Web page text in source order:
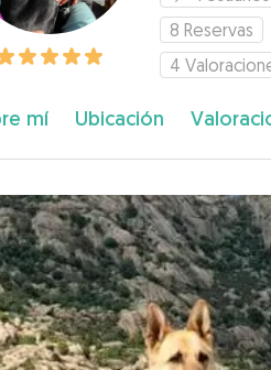
8 Reservas
4
mí Ubicación